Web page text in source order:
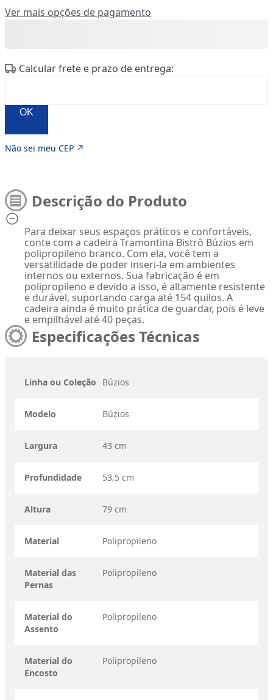
Ver mais opções de pagamento
Calcular frete e prazo de entrega:
OK
Não sei meu CEP ↗
Descrição do Produto
Para deixar seus espaços práticos e confortáveis,
conte com a cadeira Tramontina Bistrô Búzios em
polipropileno branco. Com ela, você tem a
versatilidade de poder inseri-la em ambientes
internos ou externos. Sua fabricação é em
polipropileno e devido a isso, é altamente resistente
e durável, suportando carga até 154 quilos. A
cadeira ainda é muito prática de guardar, pois é leve
e empilhável até 40 peças.
Especificações Técnicas
Linha ou Coleção Búzios
Modelo Búzios
Largura 43 cm
Profundidade 53,5 cm
Altura 79 cm
Material Polipropileno
Material das
Pernas
Polipropileno
Material do
Assento
Polipropileno
Material do
Encosto
Polipropileno